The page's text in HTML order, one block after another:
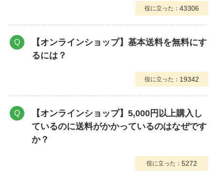
役に立った： 43306
Q
【オンラインショップ】基本送料を無料にす
るには？
役に立った： 19342
Q
【オンラインショップ】5,000円以上購入し
ているのに送料がかかっているのはなぜです
か？
役に立った： 5272